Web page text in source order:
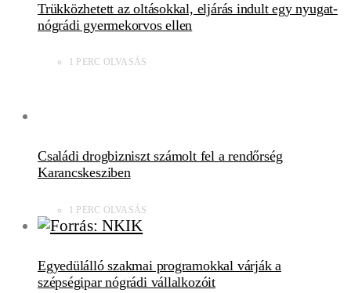
Trükközhetett az oltásokkal, eljárás indult egy nyugat-
nógrádi gyermekorvos ellen
1 PERC OLVASÁS
Családi drogbizniszt számolt fel a rendőrség
Karancskesziben
1 PERC OLVASÁS
Egyedülálló szakmai programokkal várják a
szépségipar nógrádi vállalkozóit